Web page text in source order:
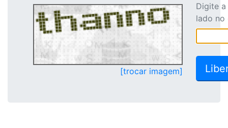
[trocar imagem]
Digite
lado no